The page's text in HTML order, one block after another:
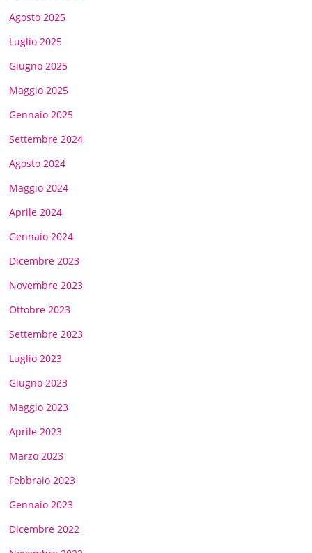
Agosto 2025
Luglio 2025
Giugno 2025
Maggio 2025
Gennaio 2025
Settembre 2024
Agosto 2024
Maggio 2024
Aprile 2024
Gennaio 2024
Dicembre 2023
Novembre 2023
Ottobre 2023
Settembre 2023
Luglio 2023
Giugno 2023
Maggio 2023
Aprile 2023
Marzo 2023
Febbraio 2023
Gennaio 2023
Dicembre 2022